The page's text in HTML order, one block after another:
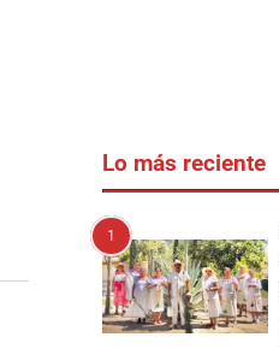
Lo más reciente
1